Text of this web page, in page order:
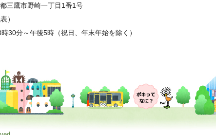
三鷹市野崎一丁目1番1号
）
30分～午後5時（祝日、年末年始を除く）